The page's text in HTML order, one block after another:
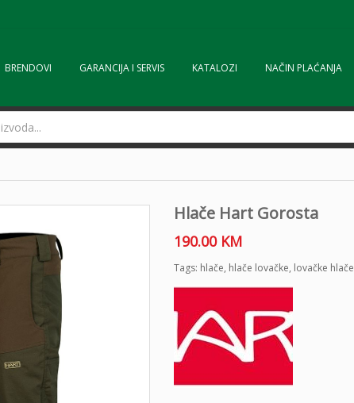
BRENDOVI GARANCIJA I SERVIS KATALOZI NAČIN PLAĆANJA
Hlače Hart Gorosta
190.00 KM
Tags: hlače, hlače lovačke, lovačke hlače